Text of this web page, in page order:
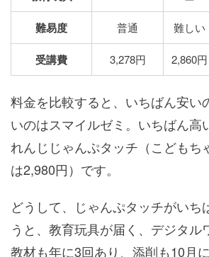
難易度 普通 難しい
受講費 3,278円 2,860円
料金を比較すると、いちばん安い
いのはスマイルゼミ。いちばん高
れんじじゃんぷタッチ（こどもち
は2,980円）です。
どうして、じゃんぷタッチがいち
うと、教育玩具が届く、デジタル
教材も年に3回あり、添削も10月